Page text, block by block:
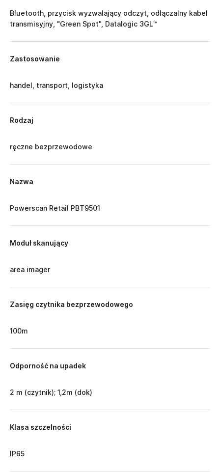
Bluetooth, przycisk wyzwalający odczyt, odłączalny kabel
transmisyjny, "Green Spot", Datalogic 3GL™
Zastosowanie
handel, transport, logistyka
Rodzaj
ręczne bezprzewodowe
Nazwa
Powerscan Retail PBT9501
Moduł skanujący
area imager
Zasięg czytnika bezprzewodowego
100m
Odporność na upadek
2 m (czytnik); 1,2m (dok)
Klasa szczelności
IP65